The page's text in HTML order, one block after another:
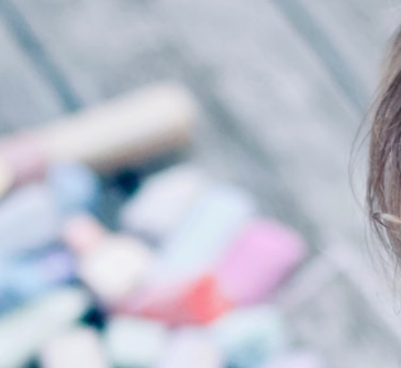
Etkö ole vielä Varhaiskasvatuksen Tietopalvelun
jäsen?
Liity tästä!